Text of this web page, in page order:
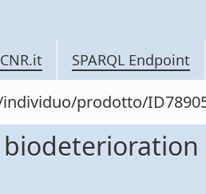
SPARQL Endpoint
prodotto/